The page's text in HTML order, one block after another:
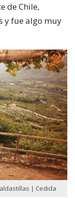
de Chile,
y fue algo muy
| Cedida